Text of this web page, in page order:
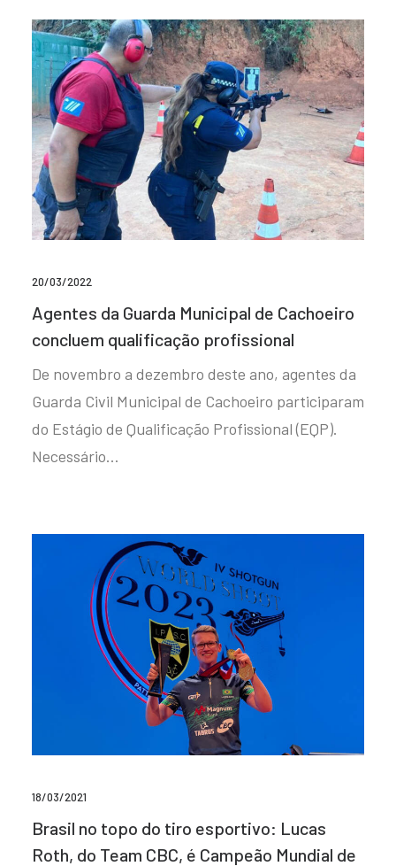
20/03/2022
Agentes da Guarda Municipal de Cachoeiro
concluem qualificação profissional
De novembro a dezembro deste ano, agentes da
Guarda Civil Municipal de Cachoeiro participaram
do Estágio de Qualificação Profissional (EQP).
Necessário…
18/03/2021
Brasil no topo do tiro esportivo: Lucas
Roth, do Team CBC, é Campeão Mundial de